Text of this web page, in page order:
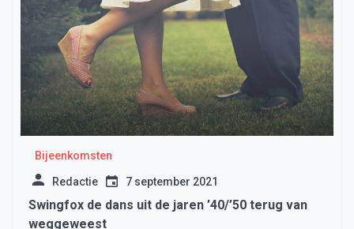
Bijeenkomsten
Redactie 7 september 2021
Swingfox de dans uit de jaren ’40/’50 terug van
weggeweest